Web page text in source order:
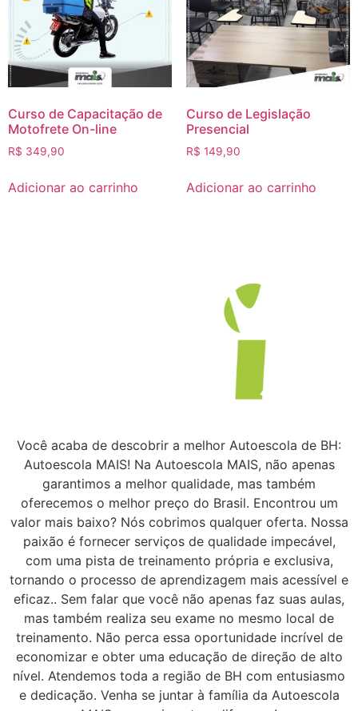
Curso de Capacitação de
Motofrete On-line
R$ 349,90
Adicionar ao carrinho
Curso de Legislação
Presencial
R$ 149,90
Adicionar ao carrinho
Você acaba de descobrir a melhor Autoescola de BH:
Autoescola MAIS! Na Autoescola MAIS, não apenas
garantimos a melhor qualidade, mas também
oferecemos o melhor preço do Brasil. Encontrou um
valor mais baixo? Nós cobrimos qualquer oferta. Nossa
paixão é fornecer serviços de qualidade impecável,
com uma pista de treinamento própria e exclusiva,
tornando o processo de aprendizagem mais acessível e
eficaz.. Sem falar que você não apenas faz suas aulas,
mas também realiza seu exame no mesmo local de
treinamento. Não perca essa oportunidade incrível de
economizar e obter uma educação de direção de alto
nível. Atendemos toda a região de BH com entusiasmo
e dedicação. Venha se juntar à família da Autoescola